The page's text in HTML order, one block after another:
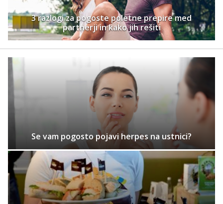
3 razlogi za pogoste poletne prepire med
partnerji in kako jih rešiti
Se vam pogosto pojavi herpes na ustnici?